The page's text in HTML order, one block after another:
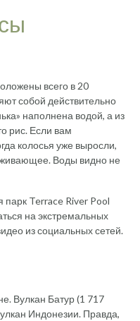
всего в 20
собой действительно
наполнена водой, а из
рис. Если вам
колосья уже выросли,
Воды видно не
парк Terrace River Pool
на экстремальных
из социальных сетей.
Вулкан Батур (1 717
Индонезии. Правда,